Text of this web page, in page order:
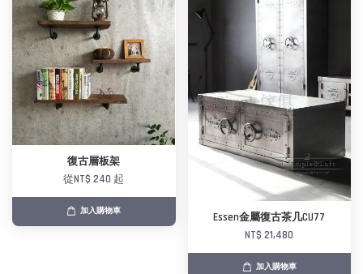
復古層板架
從NT$ 240 起
加入購物車
Essen金屬復古茶几CU77
NT$ 21,480
加入購物車